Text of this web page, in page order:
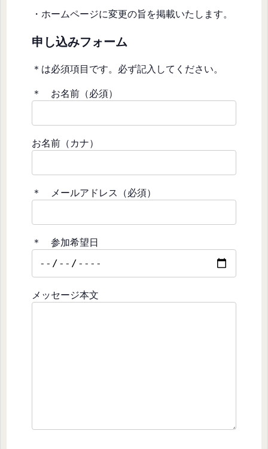
・ホームページに変更の旨を掲載いたします。
申し込みフォーム
＊は必須項目です。必ず記入してください。
＊ お名前（必須）
お名前（カナ）
＊ メールアドレス（必須）
＊ 参加希望日
メッセージ本文